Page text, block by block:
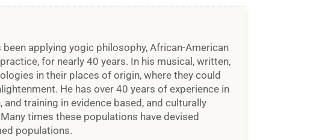
applying yogic philosophy, African-American
for nearly 40 years. In his musical, written,
in their places of origin, where they could
He has over 40 years of experience in
training in evidence based, and culturally
times these populations have devised
populations.